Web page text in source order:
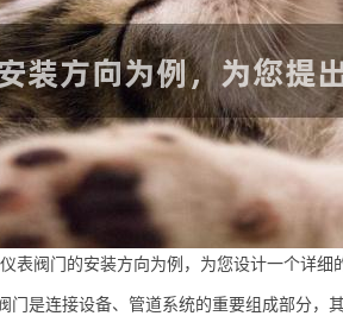
表阀门的安装方向为例，为您设计一个详细
门是连接设备、管道系统的重要组成部分，